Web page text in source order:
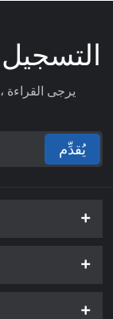
يرجى القراءة
يُقدِّم